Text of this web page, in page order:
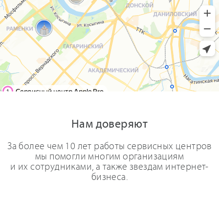
Нам доверяют
За более чем 10 лет работы сервисных центров
мы помогли многим организациям
и их сотрудниками, а также звездам интернет-
бизнеса.